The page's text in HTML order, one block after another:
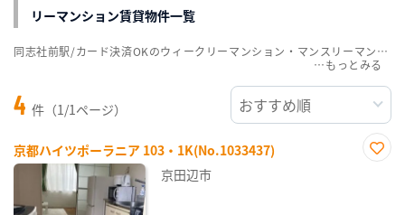
リーマンション賃貸物件一覧
4 件（1/1ページ）
京都ハイツポーラニア 103・1K(No.1033437)
京田辺市
同志社前駅/カード決済OKのウィークリーマンション・マンスリーマンション賃貸物件一覧を掲載中。敷金・礼金無料、家具・家電付をご紹介。こだわり条件での絞込みも簡単！
…